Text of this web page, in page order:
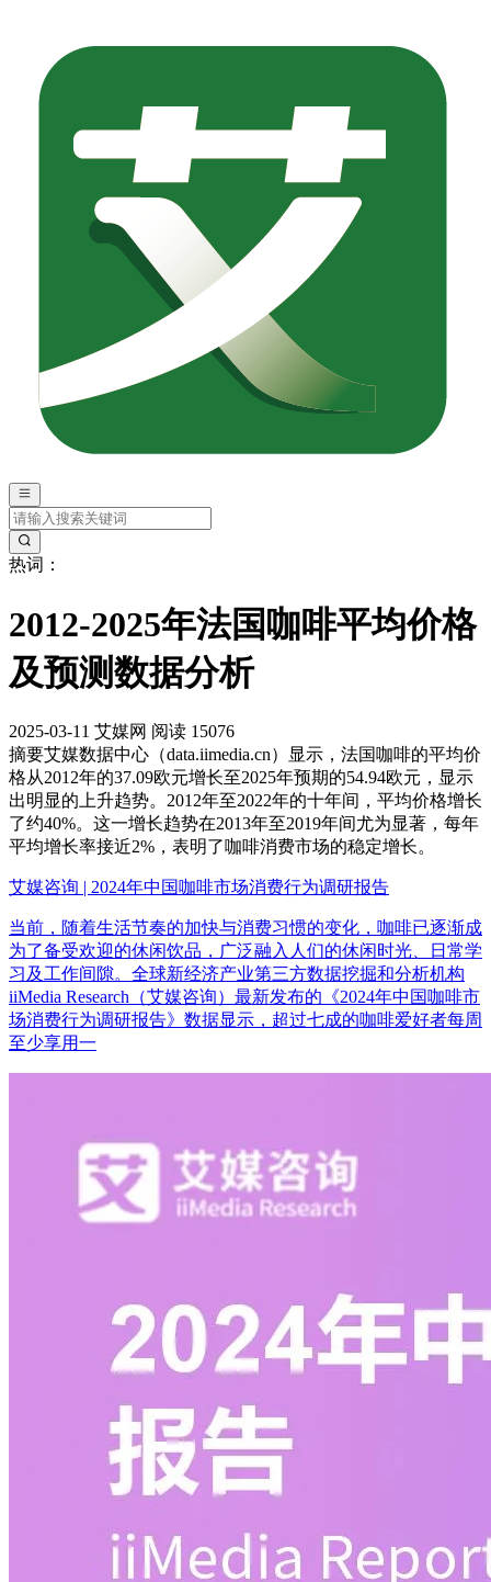
热词：
2012-2025年法国咖啡平均价格
及预测数据分析
2025-03-11 艾媒网 阅读 15076
摘要艾媒数据中心（data.iimedia.cn）显示，法国咖啡的平均价
格从2012年的37.09欧元增长至2025年预期的54.94欧元，显示
出明显的上升趋势。2012年至2022年的十年间，平均价格增长
了约40%。这一增长趋势在2013年至2019年间尤为显著，每年
平均增长率接近2%，表明了咖啡消费市场的稳定增长。
艾媒咨询 | 2024年中国咖啡市场消费行为调研报告
当前，随着生活节奏的加快与消费习惯的变化，咖啡已逐渐成
为了备受欢迎的休闲饮品，广泛融入人们的休闲时光、日常学
习及工作间隙。全球新经济产业第三方数据挖掘和分析机构
iiMedia Research（艾媒咨询）最新发布的《2024年中国咖啡市
场消费行为调研报告》数据显示，超过七成的咖啡爱好者每周
至少享用一